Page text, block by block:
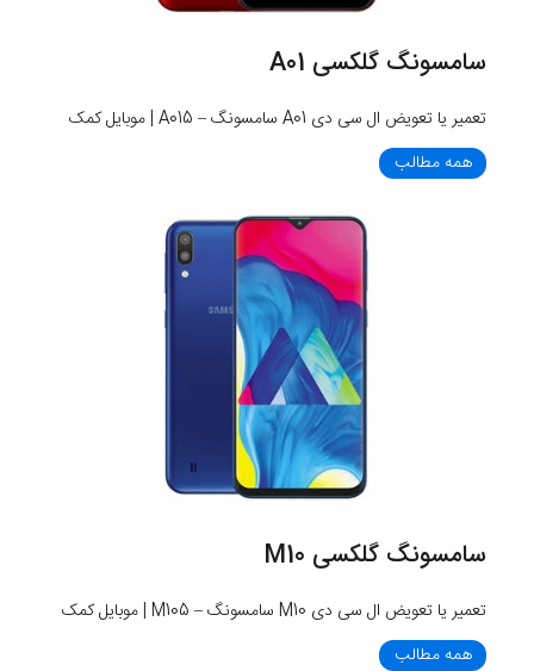
سامسونگ گلکسی A01
تعمیر یا تعویض ال سی دی A01 سامسونگ – A015 | موبایل کمک
همه مطالب
سامسونگ گلکسی M10
تعمیر یا تعویض ال سی دی M10 سامسونگ – M105 | موبایل کمک
همه مطالب